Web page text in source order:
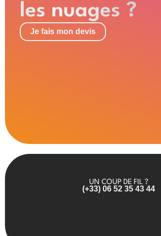
les nuages ?
Je fais mon devis
UN COUP DE FIL ?
(+33) 06 52 35 43 44